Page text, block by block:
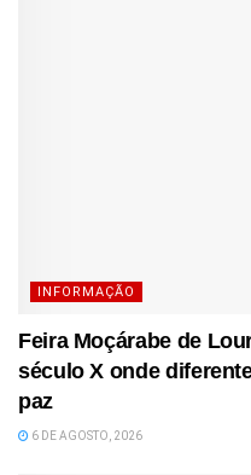
INFORMAÇÃO
Feira Moçárabe de
século X onde
paz
6 DE AGOSTO, 2026